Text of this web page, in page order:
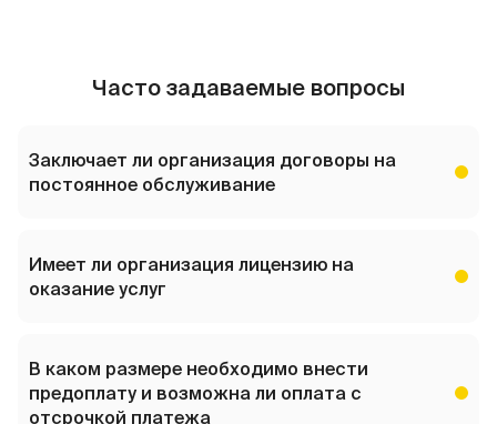
Часто задаваемые вопросы
Заключает ли организация договоры на
постоянное обслуживание
Имеет ли организация лицензию на
оказание услуг
В каком размере необходимо внести
предоплату и возможна ли оплата с
отсрочкой платежа